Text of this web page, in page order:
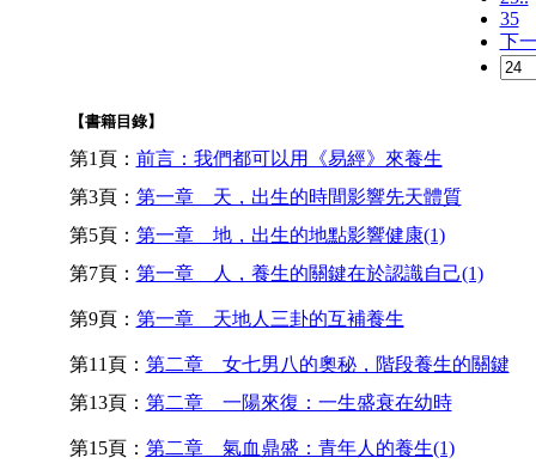
35
下
【書籍目錄】
第1頁： 前言：我們都可以用《易經》來養生
第3頁： 第一章 天，出生的時間影響先天體質
第5頁： 第一章 地，出生的地點影響健康(1)
第7頁： 第一章 人，養生的關鍵在於認識自己(1)
第9頁： 第一章 天地人三卦的互補養生
第11頁： 第二章 女七男八的奧秘，階段養生的關鍵
第13頁： 第二章 一陽來復：一生盛衰在幼時
第15頁： 第二章 氣血鼎盛：青年人的養生(1)